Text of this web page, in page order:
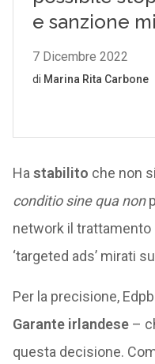
Ha stabilito che non
conditio sine qua non
network il trattamento
‘targeted ads’ mirati
Per la precisione,
Garante irlandese–
questa decisione.